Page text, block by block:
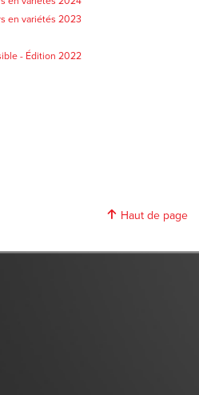
en variétés 2023
- Édition 2022
Haut de page